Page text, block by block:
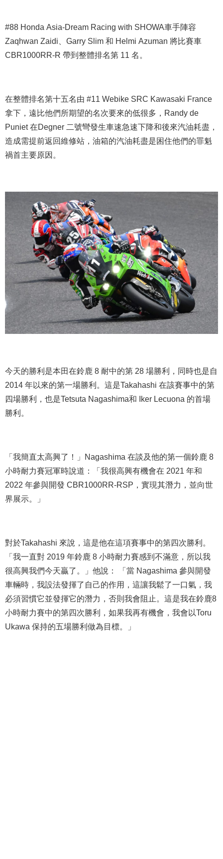
#88 Honda Asia-Dream Racing with SHOWA車手陣容
Zaqhwan Zaidi、Garry Slim 和 Helmi Azuman 將比賽車
CBR1000RR-R 帶到整體排名第 11 名。
在整體排名第十五名由 #11 Webike SRC Kawasaki France
拿下，遠比他們所期望的名次要來的低很多，Randy de
Puniet 在Degner 二號彎發生車速急速下降和後來汽油耗盡，
造成需提前返回維修站，油箱的汽油耗盡是困住他們的罪魁
禍首主要原因。
今天的勝利是本田在鈴鹿 8 耐中的第 28 場勝利，同時也是自
2014 年以來的第一場勝利。這是Takahashi 在該賽事中的第
四場勝利，也是Tetsuta Nagashima和 Iker Lecuona 的首場
勝利。
「我簡直太高興了！」Nagashima 在談及他的第一個鈴鹿 8
小時耐力賽冠軍時說道：「我很高興有機會在 2021 年和
2022 年參與開發 CBR1000RR-RSP，實現其潛力，並向世
界展示。」
對於Takahashi 來說，這是他在這項賽事中的第四次勝利。
「我一直對 2019 年鈴鹿 8 小時耐力賽感到不滿意，所以我
很高興我們今天贏了。」他說： 「當 Nagashima 參與開發
車輛時，我設法發揮了自己的作用，這讓我鬆了一口氣，我
必須習慣它並發揮它的潛力，否則我會阻止。這是我在鈴鹿8
小時耐力賽中的第四次勝利，如果我再有機會，我會以Toru
Ukawa 保持的五場勝利做為目標。」